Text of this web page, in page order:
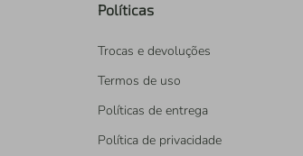
Políticas
Trocas e devoluções
Termos de uso
Políticas de entrega
Política de privacidade